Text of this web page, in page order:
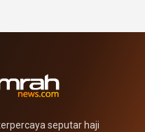
seputar haji